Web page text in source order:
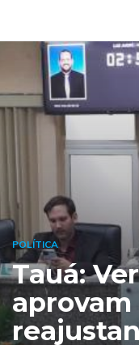
POLÍTICA
Tauá: